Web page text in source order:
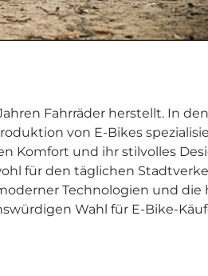
Fahrräder herstellt. In den
von E-Bikes
Komfort und ihr stilvolles
für den täglichen
Technologien und die
Wahl für E-Bike-